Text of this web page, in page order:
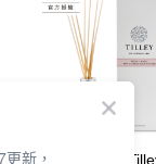
【廠商直送】
新，